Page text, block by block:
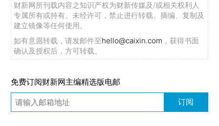
财新网所刊载内容之知识产权为财新传媒及/或相关权利人
专属所有或持有。未经许可，禁止进行转载、摘编、复制及
建立镜像等任何使用。
如有意愿转载，请发邮件至hello@caixin.com ，获得书面
确认及授权后，方可转载。
免费订阅财新网主编精选版电邮
订阅